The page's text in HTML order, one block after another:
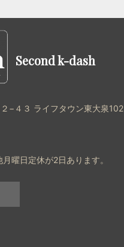
Second k-dash
−４３ ライフタウン東大泉102
曜日定休が2日あります。